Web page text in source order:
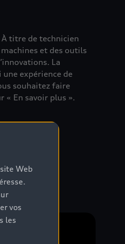
titre de technicien
et des outils
La
expérience de
souhaitez faire
« En savoir plus ».
Web
vos
les